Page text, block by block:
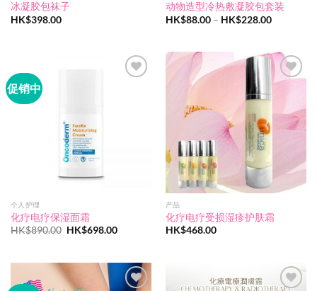
冰凝胶包袜子
HK$398.00
动物造型冷热敷凝胶包套装
HK$88.00 – HK$228.00价
HK$88.00
至
促销中
个人护理
化疗电疗保湿面霜
HK$890.00 原
HK$698.00当
为：
HK$698.00。
产品
化疗电疗受损湿疹护肤霜
HK$468.00